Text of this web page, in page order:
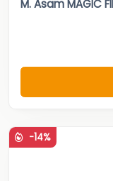
M. Asam MAGIC
-14%